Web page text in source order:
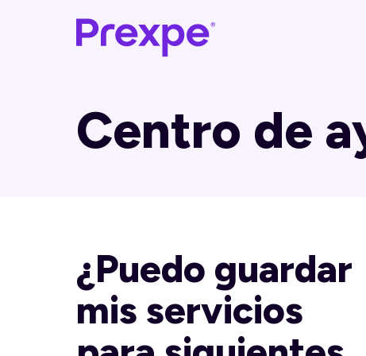
Centro de
¿Puedo guardar
mis servicios